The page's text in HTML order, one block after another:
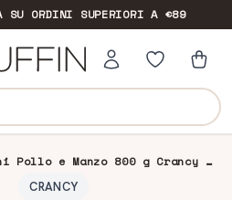
SU ORDINI SUPERIORI A €89
Salamotto per Cani Pollo e Manzo 800 g Crancy Giuntini
CRANCY